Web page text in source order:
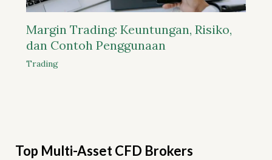
Margin Trading: Keuntungan, Risiko,
dan Contoh Penggunaan
Trading
Top Multi-Asset CFD Brokers